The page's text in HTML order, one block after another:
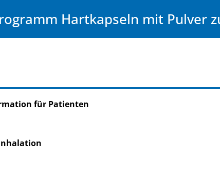
Hartkapseln mit Pulver
für Patienten